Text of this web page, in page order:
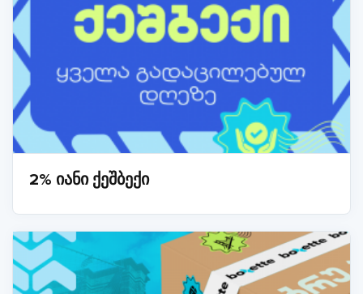
2% იანი ქეშბექი